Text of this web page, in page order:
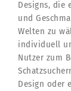
Designs, die
und
Welten zu
individuell
Nutzer zum
Design oder